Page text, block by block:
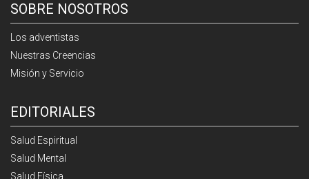
SOBRE NOSOTROS
Los adventistas
Nuestras Creencias
Misión y Servicio
EDITORIALES
Salud Espiritual
Salud Mental
Salud Física